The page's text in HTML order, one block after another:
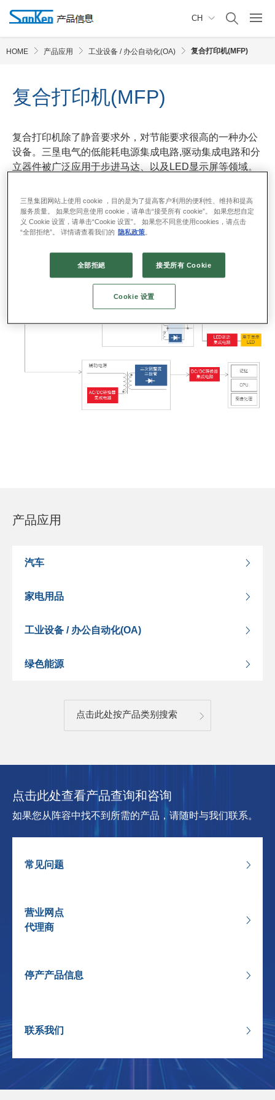
CH
HOME 产品应用 工业设备 / 办公自动化(OA) 复合打印机(MFP)
复合打印机(MFP)
复合打印机除了静音要求外，对节能要求很高的一种办公
设备。三垦电气的低能耗电源集成电路,驱动集成电路和分
立器件被广泛应用于步进马达、以及LED显示屏等领域。
※单击颜色部分可查询相对应的产品列表。
产品应用
汽车
家电用品
工业设备 / 办公自动化(OA)
绿色能源
点击此处按产品类别搜索
点击此处查看产品查询和咨询
如果您从阵容中找不到所需的产品，请随时与我们联系。
常见问题
营业网点
代理商
停产产品信息
联系我们
三垦集团网站上使用 cookie ，目的是为了提高客户利用的便利性、维持和提高
服务质量。 如果您同意使用 cookie，请单击“接受所有 cookie”。 如果您想自定
义 Cookie 设置，请单击“Cookie 设置”。 如果您不同意使用cookies，请点击
“全部拒绝”。 详情请查看我们的 隐私政策
全部拒絕 接受所有 Cookie
Cookie 设置